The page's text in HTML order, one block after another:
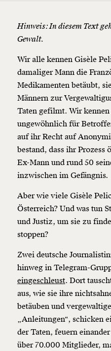
Hinweis: In diesem Text
Gewalt.
Wir alle kennen Gisèle
damaliger Mann die
Medikamenten betäubt,
Männern zur
Taten gefilmt. Wir kennen
ungewöhnlich für
auf ihr Recht auf
bestand, dass ihr
Ex-Mann und rund 50
inzwischen im Gefängnis.
Aber wie viele Gisèle
Österreich? Und was tun
und Justiz, um sie zu
stoppen?
Zwei deutsche
hinweg in Telegram-
eingeschleust. Dort
aus, wie sie ihre
betäuben und
„Anleitungen“, schicken
der Taten, feuern
über 70.000 Mitglieder,